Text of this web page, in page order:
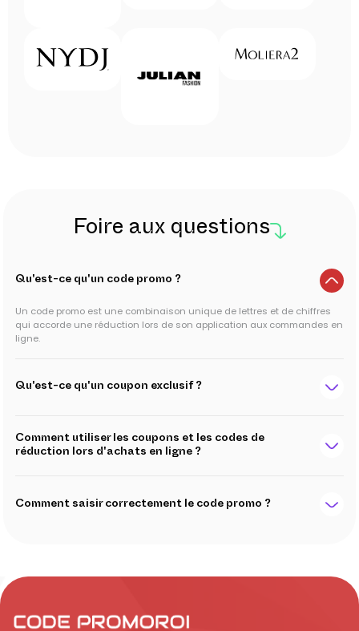
Foire aux questions
Qu'est-ce qu'un code promo ?
Un code promo est une combinaison unique de lettres et de chiffres
qui accorde une réduction lors de son application aux commandes en
ligne.
Qu'est-ce qu'un coupon exclusif ?
Comment utiliser les coupons et les codes de
réduction lors d'achats en ligne ?
Comment saisir correctement le code promo ?